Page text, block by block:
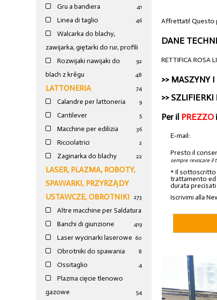
Gru a bandiera 41
Linea di taglio 46
Walcarka do blachy,
zawijarka, giętarki do rur, profili
92
Rozwijaki nawijaki do
blach z krêgu
48
LATTONERIA 74
Calandre per lattoneria 9
Cantilever 5
Macchine per edilizia 36
Ricciolatrici 2
Zaginarka do blachy 22
LASER, PLAZMA, ROBOTY,
SPAWARKI, PRZYRZĄDY
USTAWCZE, OBROTNIKI
273
Altre macchine per Saldatura
19
Banchi di giunzione 4
Laser wycinarki laserowe 60
Obrotniki do spawania 8
Ossitaglio 4
Plazma cięcie tlenowo
gazowe
54
Affrettati! Questo
DANE
RETTIFICA ROSA
>> MASZYNY
>>SZLIFIERKI
Per il PREZZO
E-mail:
Presto il
sempre revocare il
* Il sottoscritto
trattamento ed
durata
Iscrivimi alla